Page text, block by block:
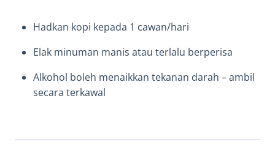
Hadkan kopi kepada 1 cawan/hari
Elak minuman manis atau terlalu berperisa
Alkohol boleh menaikkan tekanan darah – ambil
secara terkawal